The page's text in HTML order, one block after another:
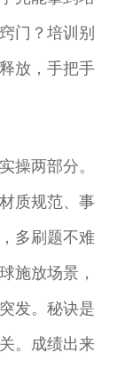
门？培训别
放，手把手
操两部分。
质规范、事
多刷题不难
施放场景，
发。秘诀是
。成绩出来